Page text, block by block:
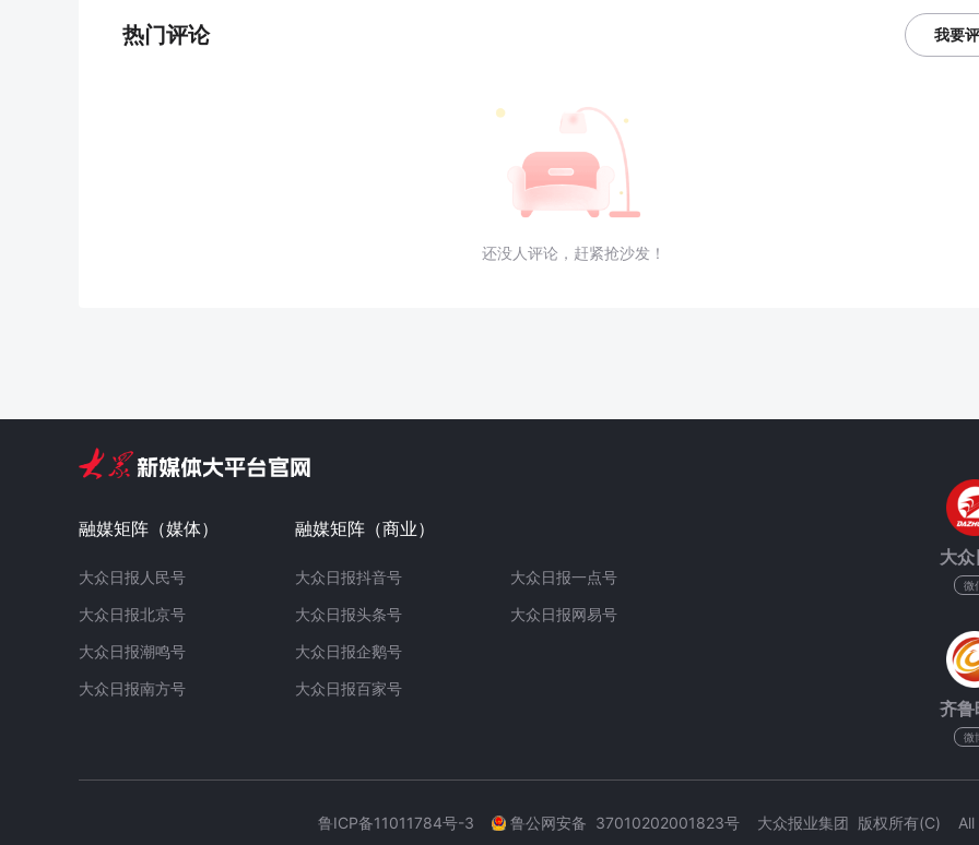
热门评论 我要
还没人评论，赶紧抢沙发！
融媒矩阵（媒体）
大众日报人民号
大众日报北京号
大众日报潮鸣号
大众日报南方号
融媒矩阵（商业）
大众日报抖音号
大众日报头条号
大众日报企鹅号
大众日报百家号
大众日报一点号
大众日报网易号
大
微
齐鲁
微
鲁ICP备11011784号-3 鲁公网安备 37010202001823号 大众报业集团 版权所有(C)